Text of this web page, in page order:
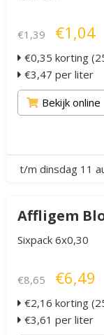
€1,39 €1,04
€0,35 korting
€3,47 per liter
Bekijk online
t/m dinsdag 11
Affligem
Sixpack 6x0,30
€8,65 €6,49
€2,16 korting
€3,61 per liter